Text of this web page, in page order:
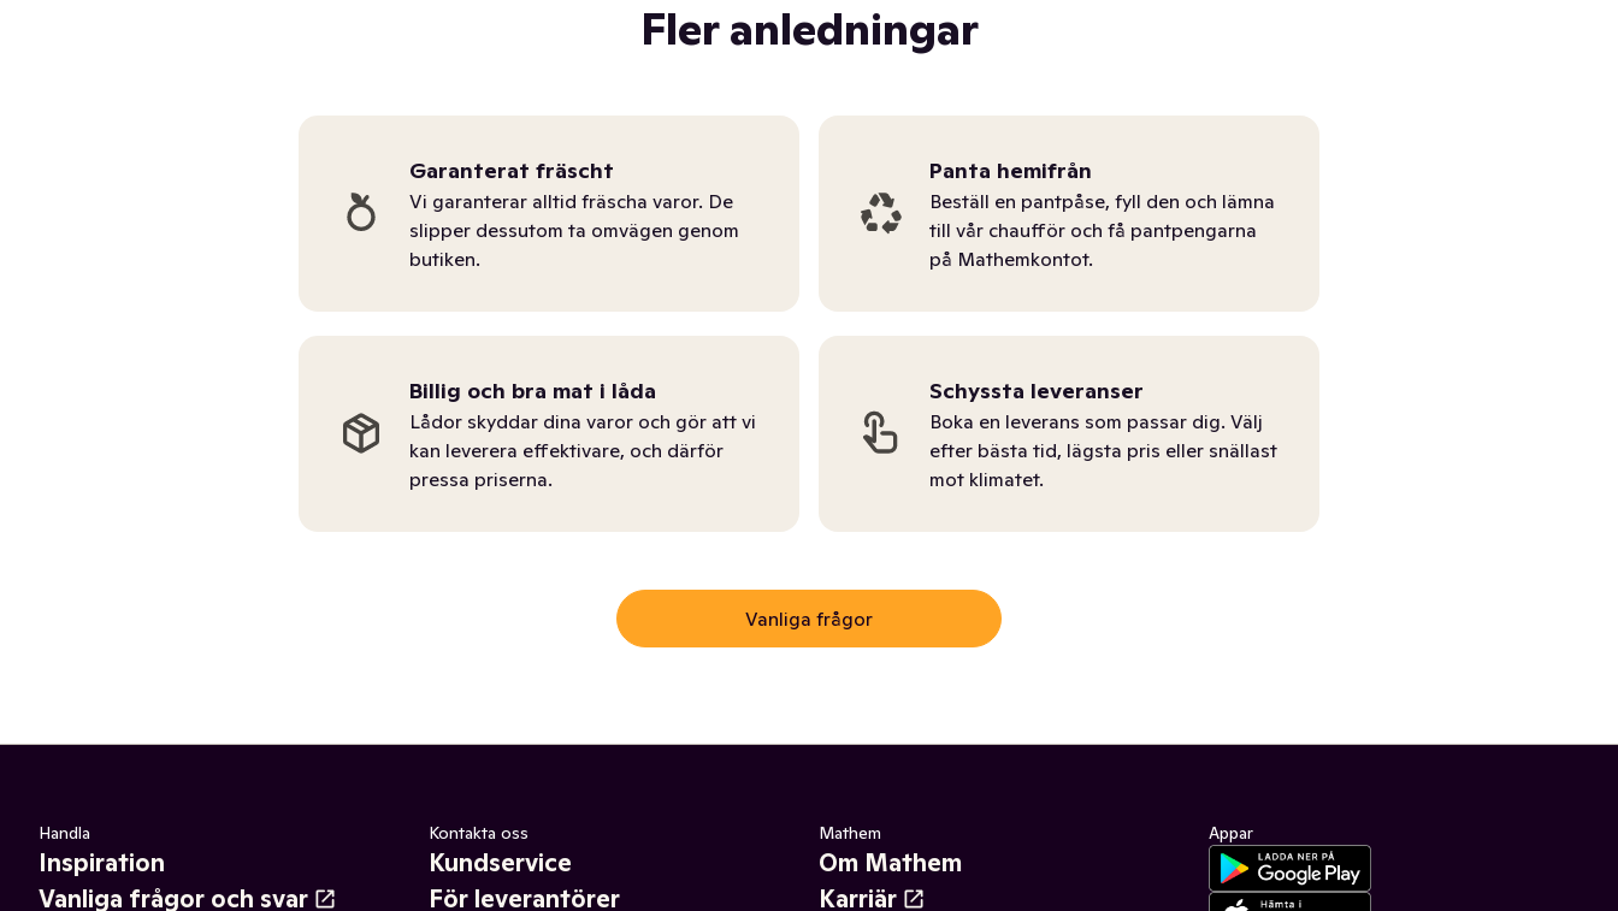
Fler anledningar
Garanterat fräscht
Vi garanterar alltid fräscha varor. De
slipper dessutom ta omvägen genom
butiken.
Panta hemifrån
Beställ en pantpåse, fyll den och lämna
till vår chaufför och få pantpengarna
på Mathemkontot.
Billig och bra mat i låda
Lådor skyddar dina varor och gör att vi
kan leverera effektivare, och därför
pressa priserna.
Schyssta leveranser
Boka en leverans som passar dig. Välj
efter bästa tid, lägsta pris eller snällast
mot klimatet.
Vanliga frågor
Handla
Inspiration
Vanliga frågor och svar
Kontakta oss
Kundservice
För leverantörer
Mathem
Om Mathem
Karriär
Appar